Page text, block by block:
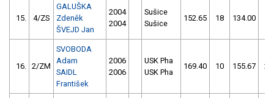
15. 4/ZS
GALUŠKA
Zdeněk
ŠVEJD Jan
2004
2004
Sušice
Sušice
152.65 18 134.00
16. 2/ZM
SVOBODA
Adam
SAIDL
František
2006
2006
USK Pha
USK Pha
169.40 10 155.67 20